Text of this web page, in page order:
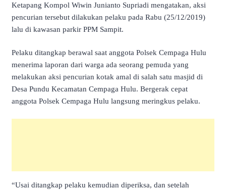
Ketapang Kompol Wiwin Junianto Supriadi mengatakan, aksi
pencurian tersebut dilakukan pelaku pada Rabu (25/12/2019)
lalu di kawasan parkir PPM Sampit.
Pelaku ditangkap berawal saat anggota Polsek Cempaga Hulu
menerima laporan dari warga ada seorang pemuda yang
melakukan aksi pencurian kotak amal di salah satu masjid di
Desa Pundu Kecamatan Cempaga Hulu. Bergerak cepat
anggota Polsek Cempaga Hulu langsung meringkus pelaku.
“Usai ditangkap pelaku kemudian diperiksa, dan setelah